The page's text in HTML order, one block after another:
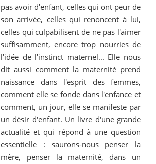
pas avoir d'enfant, celles qui ont peur de
son arrivée, celles qui renoncent à lui,
celles qui culpabilisent de ne pas l'aimer
suffisamment, encore trop nourries de
l'idée de l'instinct maternel... Elle nous
dit aussi comment la maternité prend
naissance dans l'esprit des femmes,
comment elle se fonde dans l'enfance et
comment, un jour, elle se manifeste par
un désir d'enfant. Un livre d'une grande
actualité et qui répond à une question
essentielle : saurons-nous penser la
mère, penser la maternité, dans un